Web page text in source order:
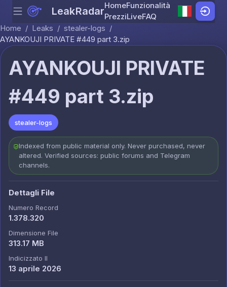
Skip to content
Menu LeakRadarHomeFunzionalità
PrezziLiveFAQ
Home / Leaks / stealer-logs /
AYANKOUJI PRIVATE #449 part 3.zip
AYANKOUJI PRIVATE
#449 part 3.zip
stealer-logs
Indexed from public material only. Never purchased, never
altered. Verified sources: public forums and Telegram
channels.
Dettagli File
Numero Record
1.378.320
Dimensione File
313.17 MB
Indicizzato Il
13 aprile 2026